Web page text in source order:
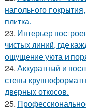
напольного
плитка.
23. Интерьер
чистых линий, где
ощущение уюта и
24. Аккуратный и
стены
дверных откосов.
25.